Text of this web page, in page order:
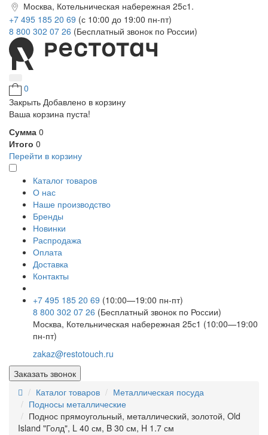
Москва, Котельническая набережная 25с1.
+7 495 185 20 69 (с 10:00 до 19:00 пн-пт)
8 800 302 07 26 (Бесплатный звонок по России)
0
Закрыть Добавлено в корзину
Ваша корзина пуста!
Сумма 0
Итого 0
Перейти в корзину
Каталог товаров
О нас
Наше производство
Бренды
Новинки
Распродажа
Оплата
Доставка
Контакты
+7 495 185 20 69 (10:00—19:00 пн-пт)
8 800 302 07 26 (Бесплатный звонок по России)
Москва, Котельническая набережная 25с1 (10:00—19:00
пн-пт)
zakaz@restotouch.ru
Заказать звонок
Каталог товаров
Металлическая посуда
Подносы металлические
Поднос прямоугольный, металлический, золотой, Old
Island "Голд", L 40 см, B 30 см, H 1.7 см